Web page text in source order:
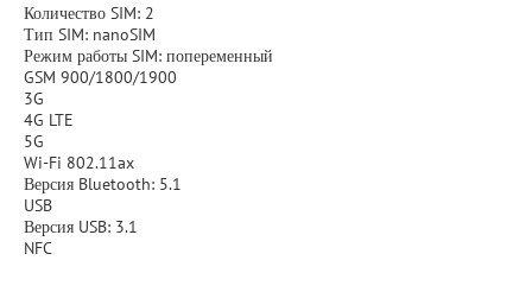
Количество SIM: 2
Тип SIM: nanoSIM
Режим работы SIM: попеременный
GSM 900/1800/1900
3G
4G LTE
5G
Wi-Fi 802.11ax
Версия Bluetooth: 5.1
USB
Версия USB: 3.1
NFC